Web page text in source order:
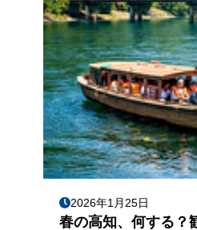
2026年1月25日
春の高知、何する？